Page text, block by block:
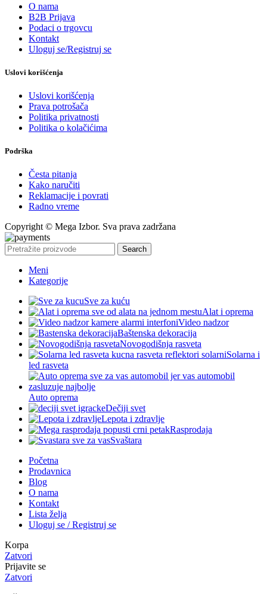
O nama
B2B Prijava
Podaci o trgovcu
Kontakt
Uloguj se/Registruj se
Uslovi korišćenja
Uslovi korišćenja
Prava potrošača
Politika privatnosti
Politika o kolačićima
Podrška
Česta pitanja
Kako naručiti
Reklamacije i povrati
Radno vreme
Copyright © Mega Izbor. Sva prava zadržana
Search
Meni
Kategorije
Sve za kuću
Alat i oprema
Video nadzor
Baštenska dekoracija
Novogodišnja rasveta
Solarna i
led rasveta
Auto oprema
Dečiji svet
Lepota i zdravlje
Rasprodaja
Svaštara
Početna
Prodavnica
Blog
O nama
Kontakt
Lista želja
Uloguj se / Registruj se
Korpa
Zatvori
Prijavite se
Zatvori